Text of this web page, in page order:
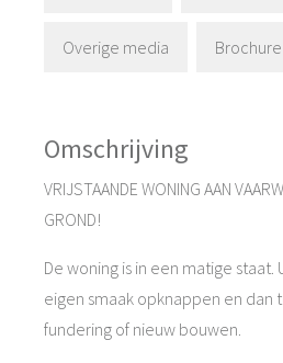
Overige media Brochure
Omschrijving
VRIJSTAANDE WONING AAN
GROND!
De woning is in een matige staat.
eigen smaak opknappen en dan
fundering of nieuw bouwen.